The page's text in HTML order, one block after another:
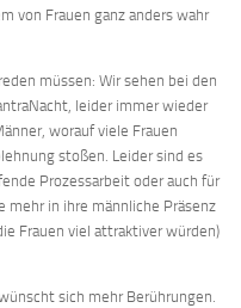
von Frauen ganz anders wahr
müssen: Wir sehen bei den
leider immer wieder
worauf viele Frauen
stoßen. Leider sind es
Prozessarbeit oder auch für
mehr in ihre männliche Präsenz
Frauen viel attraktiver würden)
sich mehr Berührungen.